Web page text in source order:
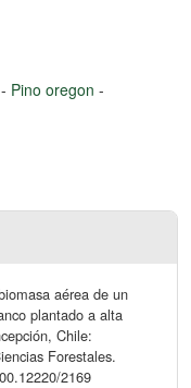
- Pino oregon -
aérea de un
plantado a alta
Chile:
Forestales.
2169